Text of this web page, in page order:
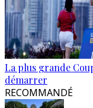
La plus grande
démarrer
RECOMMANDÉ